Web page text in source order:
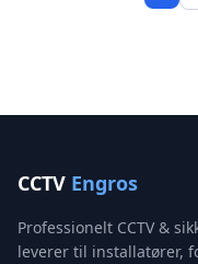
CCTV Engros
Professionelt CCTV &
leverer til installatører,